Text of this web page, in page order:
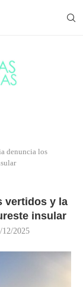
denuncia los
vertidos y la
insular
12/2025